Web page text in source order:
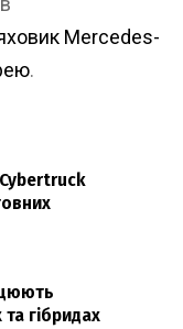
Mercedes-
.
гібридах